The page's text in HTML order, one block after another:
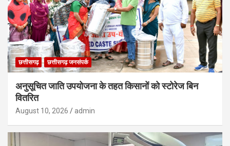
छत्तीसगढ़ छत्तीसगढ़ जनसंपर्क
अनुसूचित जाति उपयोजना के तहत किसानों को स्टोरेज बिन
वितरित
August 10, 2026 admin